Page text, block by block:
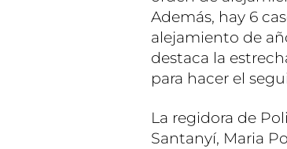
Además, hay 6
alejamiento de
destaca la
para hacer el
La regidora de
Santanyí, Maria